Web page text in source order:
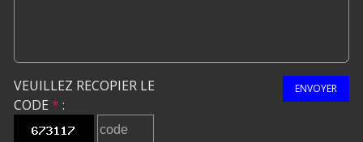
VEUILLEZ RECOPIER LE
CODE * :
ENVOYER